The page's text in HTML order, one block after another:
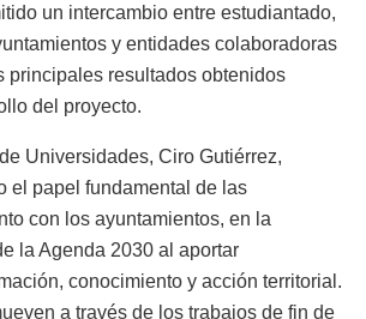
un intercambio entre estudiantado,
y entidades colaboradoras
principales resultados obtenidos
del proyecto.
Universidades, Ciro Gutiérrez,
el papel fundamental de las
con los ayuntamientos, en la
la Agenda 2030 al aportar
conocimiento y acción territorial.
a través de los trabajos de fin de